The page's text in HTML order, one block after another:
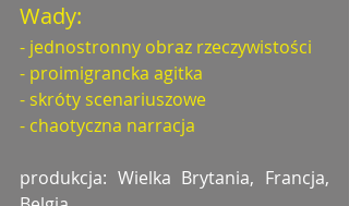
Wady:
- jednostronny obraz rzeczywistości
- proimigrancka agitka
- skróty scenariuszowe
- chaotyczna narracja
produkcja: Wielka Brytania, Francja,